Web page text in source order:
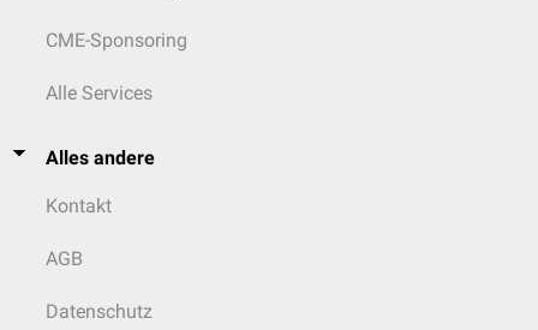
CME-Sponsoring
Alle Services
Alles andere
Kontakt
AGB
Datenschutz